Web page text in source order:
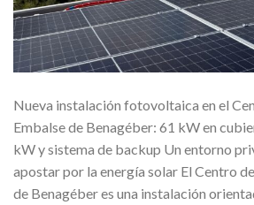
Nueva instalación fotovoltaica en el
Embalse de Benagéber: 61 kW en
kW y sistema de backup Un entorno
apostar por la energía solar El Centro
de Benagéber es una instalación